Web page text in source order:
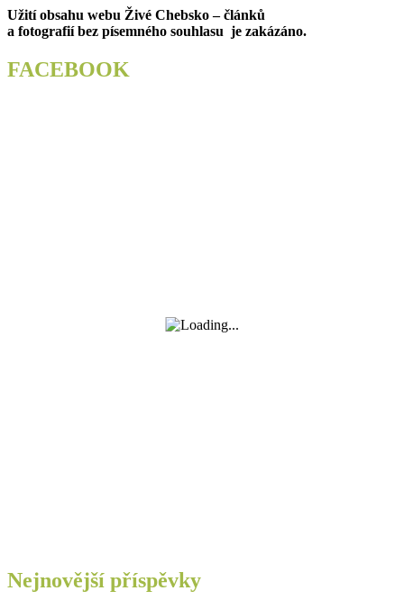
Užití obsahu webu Živé Chebsko – článků
a fotografií bez písemného souhlasu je zakázáno.
FACEBOOK
Nejnovější příspěvky